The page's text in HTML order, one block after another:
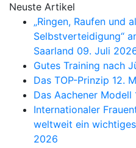
Neuste Artikel
„Ringen, Raufen und
Selbstverteidigung“
Saarland 09. Juli
Gutes Training nach
Das TOP-Prinzip 12.
Das Aachener Modell
Internationaler
weltweit ein
2026